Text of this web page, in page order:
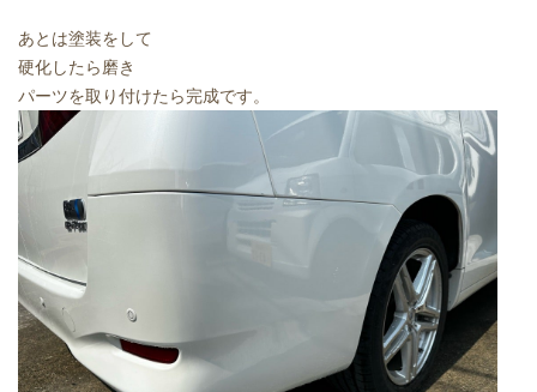
あとは塗装をして
硬化したら磨き
パーツを取り付けたら完成です。